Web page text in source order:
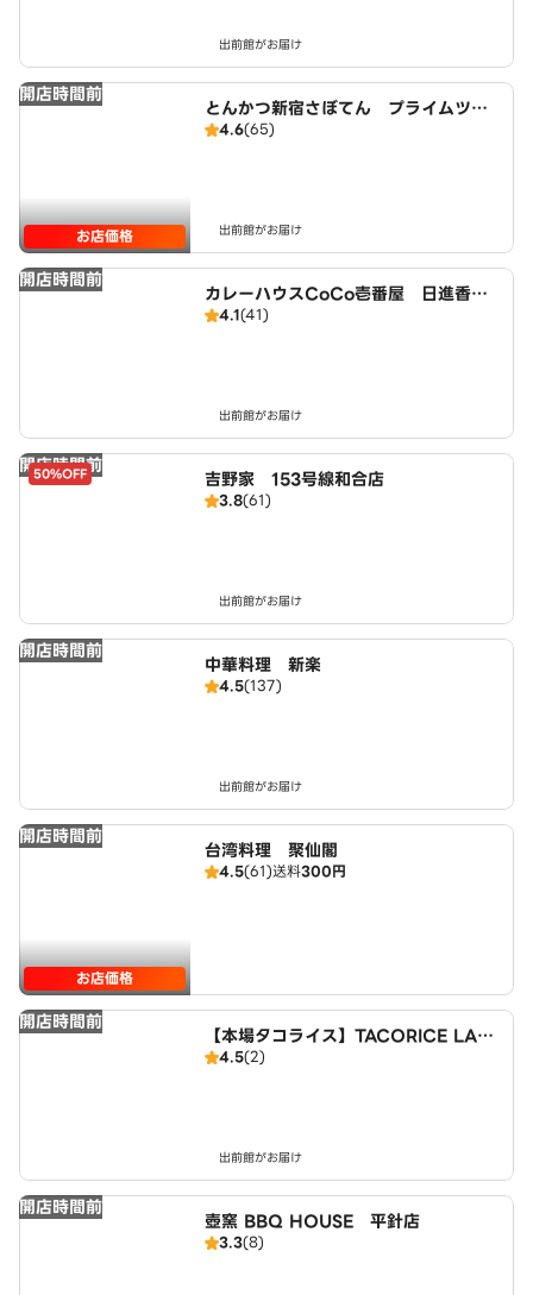
出前館がお届け
開店時間前
お店価格
とんかつ新宿さぼてん プライムツリ
ー赤池店
4.6(65)
出前館がお届け
開店時間前
カレーハウスCoCo壱番屋 日進香久
山店（SD）
4.1(41)
出前館がお届け
開店時間前
50%OFF 吉野家 153号線和合店
3.8(61)
出前館がお届け
開店時間前
中華料理 新楽
4.5(137)
出前館がお届け
開店時間前
お店価格
台湾料理 聚仙閣
4.5(61)送料300円
開店時間前
【本場タコライス】TACORICE LAN
D 平針店
4.5(2)
出前館がお届け
開店時間前
壺窯 BBQ HOUSE 平針店
3.3(8)